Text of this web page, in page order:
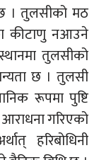
। तुलसीको मठ
कीटाणु नआउने
तुलसीको
छ । तुलसी
रूपमा पुष्टि
गरिएको
हरिबोधिनी